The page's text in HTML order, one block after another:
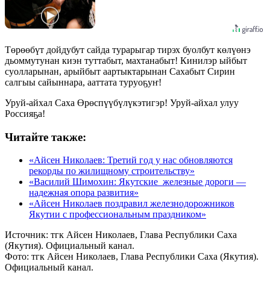
Төрөөбүт дойдубут сайда турарыгар тирэх буолбут көлүөнэ
дьоммутунан киэн туттабыт, махтанабыт! Кинилэр ыйбыт
суолларынан, арыйбыт аартыктарынан Сахабыт Сирин
салгыы сайыннара, ааттата туруоҕуҥ!
Уруй-айхал Саха Өрөспүүбүлүкэтигэр! Уруй-айхал улуу
Россияҕа!
Читайте также:
«Айсен Николаев: Третий год у нас обновляются
рекорды по жилищному строительству»
«Василий Шимохин: Якутские железные дороги —
надежная опора развития»
«Айсен Николаев поздравил железнодорожников
Якутии с профессиональным праздником»
Источник: тгк Айсен Николаев, Глава Республики Саха
(Якутия). Официальный канал.
Фото: тгк Айсен Николаев, Глава Республики Саха (Якутия).
Официальный канал.